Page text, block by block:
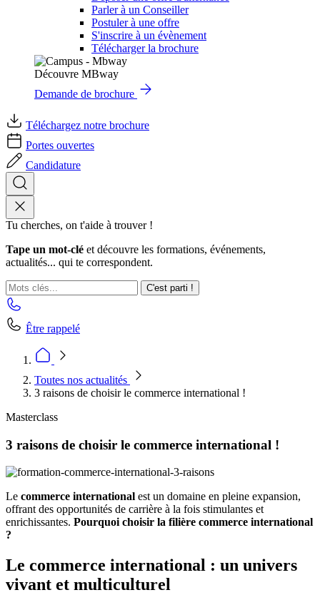
Parler à un Conseiller
Postuler à une offre
S'inscrire à un évènement
Télécharger la brochure
Découvre MBway
Demande de brochure
Téléchargez notre brochure
Portes ouvertes
Candidature
Tu cherches, on t'aide à trouver !
Tape un mot-clé et découvre les formations, événements,
actualités... qui te correspondent.
C'est parti !
Être rappelé
Toutes nos actualités
3 raisons de choisir le commerce international !
Masterclass
3 raisons de choisir le commerce international !
Le commerce international est un domaine en pleine expansion,
offrant des opportunités de carrière à la fois stimulantes et
enrichissantes. Pourquoi choisir la filière commerce international
?
Le commerce international : un univers
vivant et multiculturel